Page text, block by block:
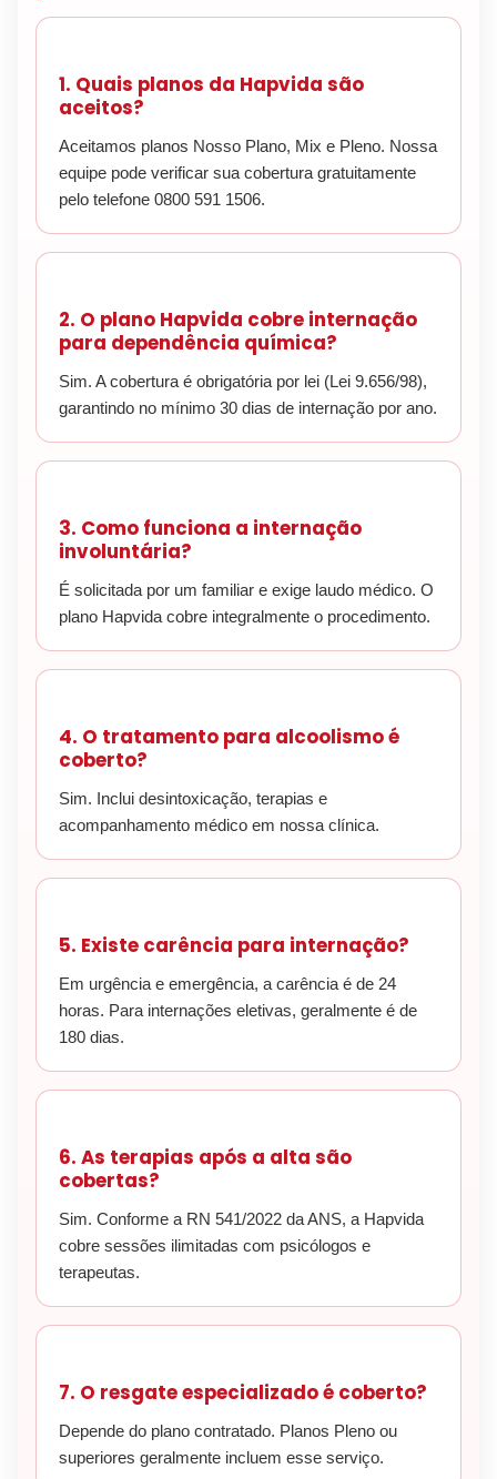
1. Quais planos da Hapvida são
aceitos?
Aceitamos planos Nosso Plano, Mix e Pleno. Nossa
equipe pode verificar sua cobertura gratuitamente
pelo telefone 0800 591 1506.
2. O plano Hapvida cobre internação
para dependência química?
Sim. A cobertura é obrigatória por lei (Lei 9.656/98),
garantindo no mínimo 30 dias de internação por ano.
3. Como funciona a internação
involuntária?
É solicitada por um familiar e exige laudo médico. O
plano Hapvida cobre integralmente o procedimento.
4. O tratamento para alcoolismo é
coberto?
Sim. Inclui desintoxicação, terapias e
acompanhamento médico em nossa clínica.
5. Existe carência para internação?
Em urgência e emergência, a carência é de 24
horas. Para internações eletivas, geralmente é de
180 dias.
6. As terapias após a alta são
cobertas?
Sim. Conforme a RN 541/2022 da ANS, a Hapvida
cobre sessões ilimitadas com psicólogos e
terapeutas.
7. O resgate especializado é coberto?
Depende do plano contratado. Planos Pleno ou
superiores geralmente incluem esse serviço.